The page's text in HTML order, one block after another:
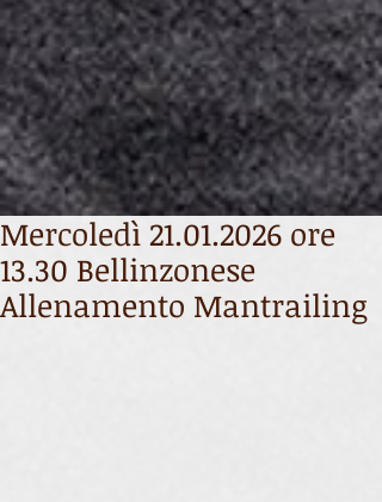
Mercoledì 21.01.2026 ore
13.30 Bellinzonese
Allenamento Mantrailing